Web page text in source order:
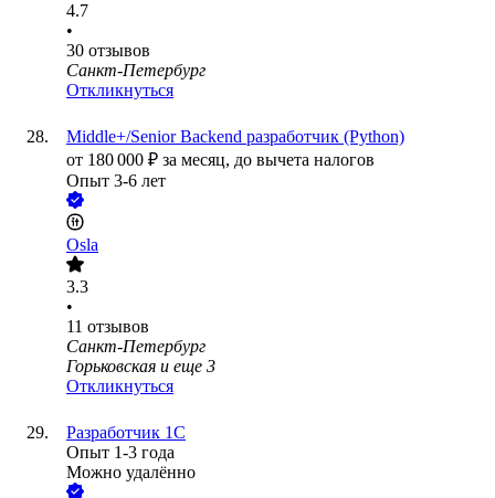
4.7
•
30 отзывов
Санкт-Петербург
Откликнуться
Middle+/Senior Backend разработчик (Python)
от 180 000 ₽ за месяц, до вычета налогов
Опыт 3-6 лет
Osla
3.3
•
11 отзывов
Санкт-Петербург
Горьковская и еще 3
Откликнуться
Разработчик 1С
Опыт 1-3 года
Можно удалённо